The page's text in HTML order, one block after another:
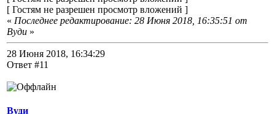
[ Гостям не разрешен просмотр вложений ]
« Последнее редактирование: 28 Июня 2018, 16:35:51 от
Вуди »
28 Июня 2018, 16:34:29
Ответ #11
Вуди